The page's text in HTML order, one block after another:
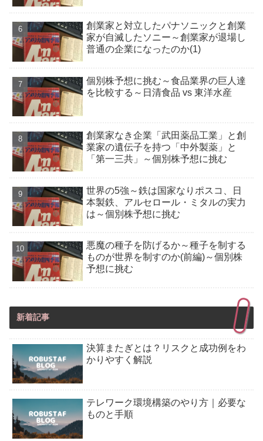
創業家と対立したパナソニックと創業
家が自滅したソニー～創業家が退場し
普通の企業になったのか(1)
個別株予想に挑む～食品業界の巨人達
を比較する～日清食品 vs 東洋水産
創業家なき企業「武田薬品工業」と創
業家の遺伝子を持つ「中外製薬」と
「第一三共」～個別株予想に挑む
世界の5強～鉄は国家なりポスコ、日
本製鉄、アルセロール・ミタルの実力
は～個別株予想に挑む
悪魔の種子を防げるか～種子を制する
ものが世界を制すのか(前編)～個別株
予想に挑む
新着記事
決算またぎとは？リスクと成功例をわ
かりやすく解説
テレワーク環境構築のやり方｜必要な
ものと手順